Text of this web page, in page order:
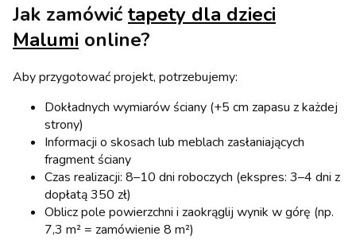
Jak zamówić tapety dla dzieci
Malumi online?
Aby przygotować projekt, potrzebujemy:
Dokładnych wymiarów ściany (+5 cm zapasu z każdej
strony)
Informacji o skosach lub meblach zasłaniających
fragment ściany
Czas realizacji: 8–10 dni roboczych (ekspres: 3–4 dni z
dopłatą 350 zł)
Oblicz pole powierzchni i zaokrąglij wynik w górę (np.
7,3 m² = zamówienie 8 m²)